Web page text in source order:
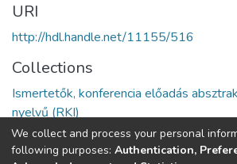
URI
http://hdl.handle.net/11155/516
Collections
Ismertetők, konferencia előadás
nyelvű (RKI)
Full item page
We collect and process your personal
following purposes: Authentication,